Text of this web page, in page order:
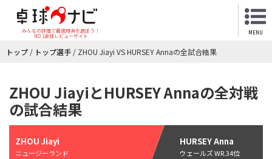
みんなの評価で最適用具を選ぼう！
NO.1卓球レビューサイト
MENU
トップ / トップ選手 / ZHOU Jiayi VS HURSEY Annaの全試合結果
ZHOU JiayiとHURSEY Annaの全対戦
の試合結果
ZHOU Jiayi
ニュージーランド
HURSEY Anna
ウェールズ WR.34位